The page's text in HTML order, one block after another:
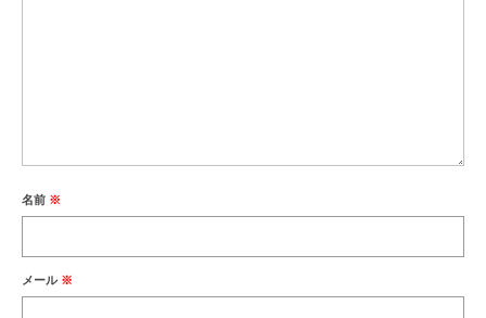
名前 ※
メール ※